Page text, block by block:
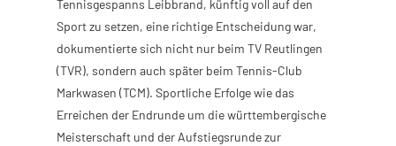
Tennisgespanns Leibbrand, künftig voll auf den
Sport zu setzen, eine richtige Entscheidung war,
dokumentierte sich nicht nur beim TV Reutlingen
(TVR), sondern auch später beim Tennis-Club
Markwasen (TCM). Sportliche Erfolge wie das
Erreichen der Endrunde um die württembergische
Meisterschaft und der Aufstiegsrunde zur